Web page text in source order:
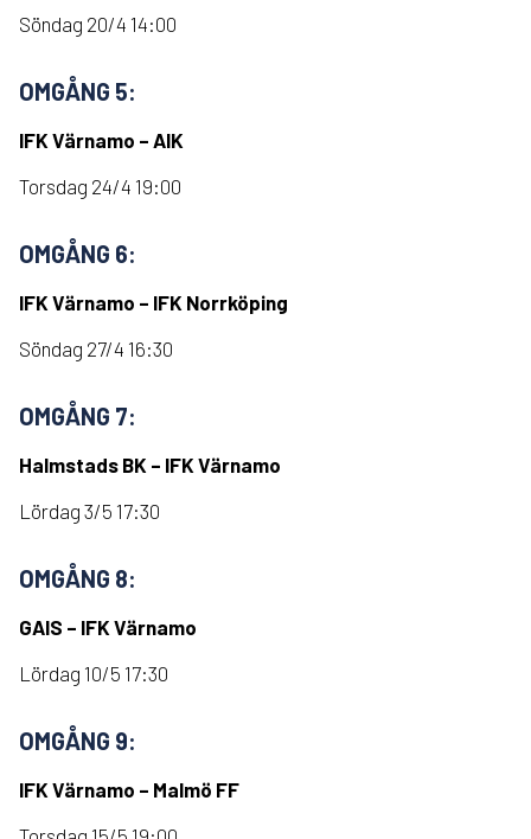
Söndag 20/4 14:00
OMGÅNG 5:
IFK Värnamo – AIK
Torsdag 24/4 19:00
OMGÅNG 6:
IFK Värnamo – IFK Norrköping
Söndag 27/4 16:30
OMGÅNG 7:
Halmstads BK – IFK Värnamo
Lördag 3/5 17:30
OMGÅNG 8:
GAIS – IFK Värnamo
Lördag 10/5 17:30
OMGÅNG 9:
IFK Värnamo – Malmö FF